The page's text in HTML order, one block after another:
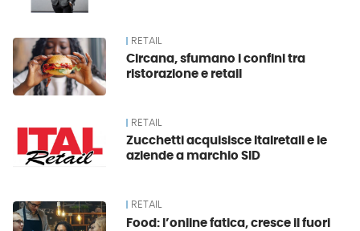
RETAIL
Circana, sfumano i confini tra
ristorazione e retail
RETAIL
Zucchetti acquisisce Italretail e le
aziende a marchio SID
RETAIL
Food: l’online fatica, cresce il fuori